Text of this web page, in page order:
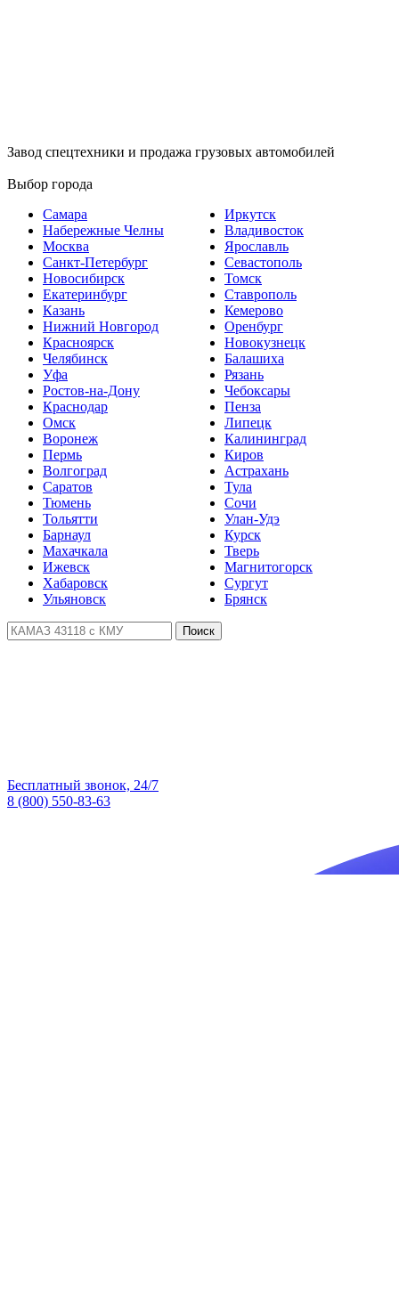
Завод спецтехники и продажа грузовых автомобилей
Выбор города
Самара
Набережные Челны
Москва
Санкт-Петербург
Новосибирск
Екатеринбург
Казань
Нижний Новгород
Красноярск
Челябинск
Уфа
Ростов-на-Дону
Краснодар
Омск
Воронеж
Пермь
Волгоград
Саратов
Тюмень
Тольятти
Барнаул
Махачкала
Ижевск
Хабаровск
Ульяновск
Иркутск
Владивосток
Ярославль
Севастополь
Томск
Ставрополь
Кемерово
Оренбург
Новокузнецк
Балашиха
Рязань
Чебоксары
Пенза
Липецк
Калининград
Киров
Астрахань
Тула
Сочи
Улан-Удэ
Курск
Тверь
Магнитогорск
Сургут
Брянск
Поиск
Бесплатный звонок, 24/7
8 (800) 550-83-63